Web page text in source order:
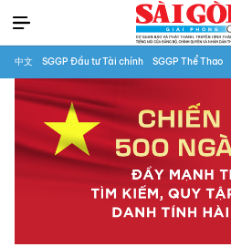
中文 SGGP Đầu tư Tài chính SGGP Thể Thao